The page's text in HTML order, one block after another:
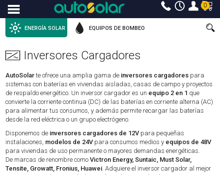
Menu 0
ENERGÍA SOLAR EQUIPOS DE BOMBEO
Inversores Cargadores
AutoSolarte ofrece una amplia gama de inversores cargadores para
sistemas con baterías en viviendas aisladas, casas de campo y proyectos
de respaldo energético. Un inversor cargador es un equipo 2 en 1 que
convierte la corriente continua (DC) de las baterías en corriente alterna (AC)
para alimentar tus consumos, y además permite recargar las baterías
desde la red eléctrica o un grupo electrógeno.
Disponemos de inversores cargadores de 12V para pequeñas
instalaciones, modelos de 24V para consumos medios y equipos de 48V
para viviendas de uso permanente o mayores demandas energéticas.
De marcas de renombre como Victron Energy, Suntaic, Must Solar,
Tensite, Growatt, Fronius, Huawei. Adquiere el inversor cargador al mejor